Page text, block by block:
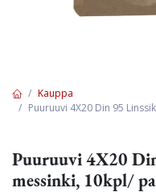
Kauppa
Puuruuvi 4X20 Din 95
Puuruuvi 4X20
messinki, 10kpl/